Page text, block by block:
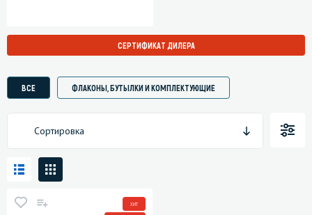
СЕРТИФИКАТ ДИЛЕРА
ВСЕ ФЛАКОНЫ, БУТЫЛКИ И КОМПЛЕКТУЮЩИЕ
Сортировка
ХИТ